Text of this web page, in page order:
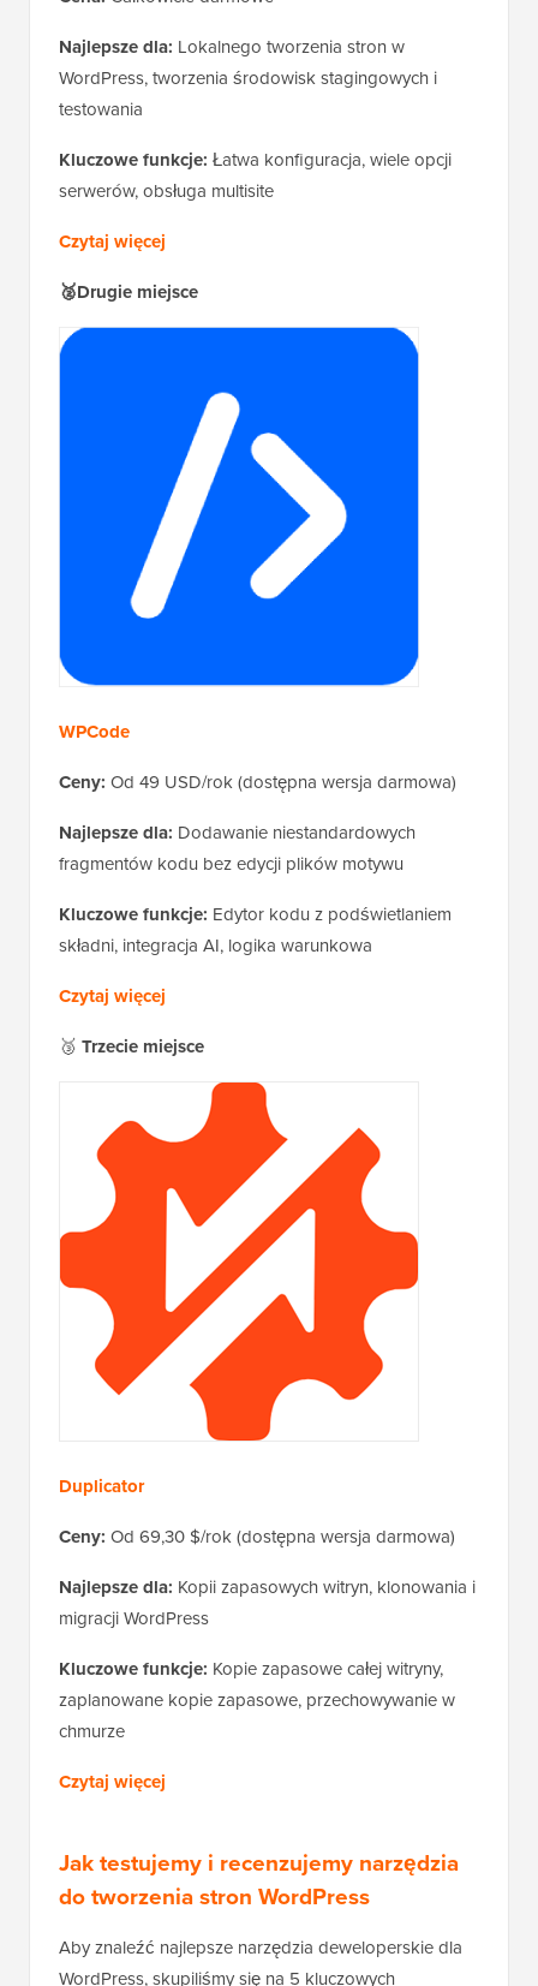
Najlepsze dla: Lokalnego tworzenia stron w
WordPress, tworzenia środowisk stagingowych i
testowania
Kluczowe funkcje: Łatwa konfiguracja, wiele opcji
serwerów, obsługa multisite
Czytaj więcej
🥈Drugie miejsce
WPCode
Ceny: Od 49 USD/rok (dostępna wersja darmowa)
Najlepsze dla: Dodawanie niestandardowych
fragmentów kodu bez edycji plików motywu
Kluczowe funkcje: Edytor kodu z podświetlaniem
składni, integracja AI, logika warunkowa
Czytaj więcej
🥉 Trzecie miejsce
Duplicator
Ceny: Od 69,30 $/rok (dostępna wersja darmowa)
Najlepsze dla: Kopii zapasowych witryn, klonowania i
migracji WordPress
Kluczowe funkcje: Kopie zapasowe całej witryny,
zaplanowane kopie zapasowe, przechowywanie w
chmurze
Czytaj więcej
Jak testujemy i recenzujemy narzędzia
do tworzenia stron WordPress
Aby znaleźć najlepsze narzędzia deweloperskie dla
WordPress, skupiliśmy się na 5 kluczowych